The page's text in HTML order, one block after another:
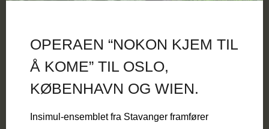
OPERAEN “NOKON KJEM TIL
Å KOME” TIL OSLO,
KØBENHAVN OG WIEN.
Insimul-ensemblet fra Stavanger framfører